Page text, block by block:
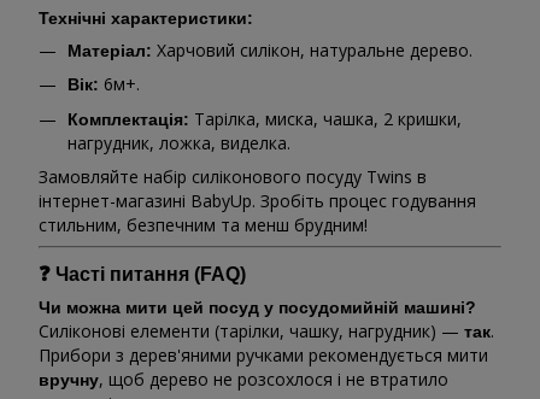
Технічні характеристики:
Матеріал: Харчовий силікон, натуральне дерево.
Вік: 6м+.
Комплектація: Тарілка, миска, чашка, 2 кришки,
нагрудник, ложка, виделка.
Замовляйте набір силіконового посуду Twins в
інтернет-магазині BabyUp. Зробіть процес годування
стильним, безпечним та менш брудним!
❓ Часті питання (FAQ)
Чи можна мити цей посуд у посудомийній машині?
Силіконові елементи (тарілки, чашку, нагрудник) — так.
Прибори з дерев'яними ручками рекомендується мити
вручну, щоб дерево не розсохлося і не втратило